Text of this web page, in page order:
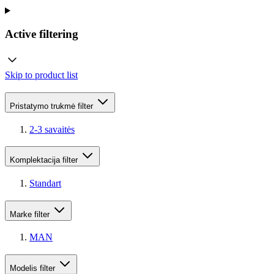
Active filtering
Skip to product list
Pristatymo trukmė filter
2-3 savaitės
Komplektacija filter
Standart
Marke filter
MAN
Modelis filter